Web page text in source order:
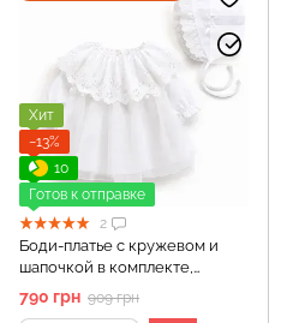
Хит
−13%
10
Готов к отправке
2
Боди-платье с кружевом и
шапочкой в ​​комплекте,
длинный рукав, Белый, 66 см,
6 месяцев
790 грн 909 грн